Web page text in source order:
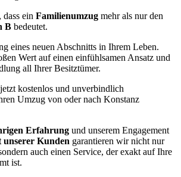
ein Familienumzug mehr als nur den
B bedeutet.
eines neuen Abschnitts in Ihrem Leben.
Wert auf einen einfühlsamen Ansatz und
all Ihrer Besitztümer.
kostenlos und unverbindlich
Umzug von oder nach Konstanz
Erfahrung und unserem Engagement
unserer Kunden garantieren wir nicht nur
auch einen Service, der exakt auf Ihre
ist.